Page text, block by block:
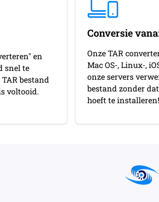
en
snel te
bestand
voltooid.
Conversie
Onze TAR
Mac OS-, Linux-,
onze servers
bestand zonder
hoeft te installeren!